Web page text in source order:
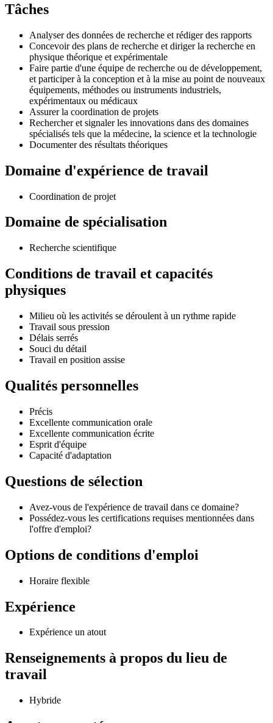
Tâches
Analyser des données de recherche et rédiger des rapports
Concevoir des plans de recherche et diriger la recherche en
physique théorique et expérimentale
Faire partie d'une équipe de recherche ou de développement,
et participer à la conception et à la mise au point de nouveaux
équipements, méthodes ou instruments industriels,
expérimentaux ou médicaux
Assurer la coordination de projets
Rechercher et signaler les innovations dans des domaines
spécialisés tels que la médecine, la science et la technologie
Documenter des résultats théoriques
Domaine d'expérience de travail
Coordination de projet
Domaine de spécialisation
Recherche scientifique
Conditions de travail et capacités
physiques
Milieu où les activités se déroulent à un rythme rapide
Travail sous pression
Délais serrés
Souci du détail
Travail en position assise
Qualités personnelles
Précis
Excellente communication orale
Excellente communication écrite
Esprit d'équipe
Capacité d'adaptation
Questions de sélection
Avez-vous de l'expérience de travail dans ce domaine?
Possédez-vous les certifications requises mentionnées dans
l'offre d'emploi?
Options de conditions d'emploi
Horaire flexible
Expérience
Expérience un atout
Renseignements à propos du lieu de
travail
Hybride